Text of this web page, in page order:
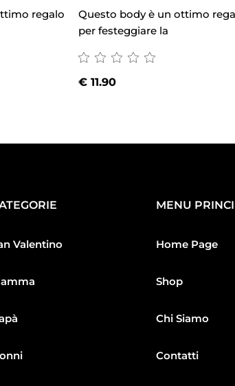
regalo
Questo body è un ottimo
per festeggiare la
€ 11.90
Valentino
MENU
Home Page
Shop
Chi Siamo
Contatti